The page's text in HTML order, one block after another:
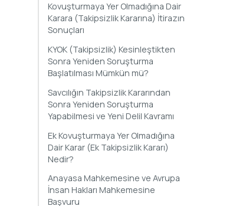
Kovuşturmaya Yer Olmadığına Dair
Karara (Takipsizlik Kararına) İtirazın
Sonuçları
KYOK (Takipsizlik) Kesinleştikten
Sonra Yeniden Soruşturma
Başlatılması Mümkün mü?
Savcılığın Takipsizlik Kararından
Sonra Yeniden Soruşturma
Yapabilmesi ve Yeni Delil Kavramı
Ek Kovuşturmaya Yer Olmadığına
Dair Karar (Ek Takipsizlik Kararı)
Nedir?
Anayasa Mahkemesine ve Avrupa
İnsan Hakları Mahkemesine
Başvuru